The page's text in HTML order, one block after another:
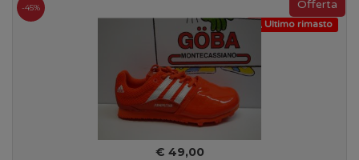
Ultimo rimasto
-45%
€ 49,00